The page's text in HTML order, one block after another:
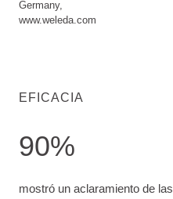
Germany,
www.weleda.com
EFICACIA
90%
mostró un aclaramiento de las